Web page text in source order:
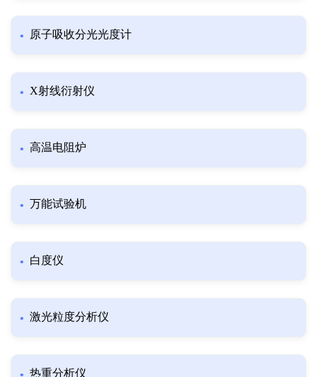
原子吸收分光光度计
X射线衍射仪
高温电阻炉
万能试验机
白度仪
激光粒度分析仪
热重分析仪